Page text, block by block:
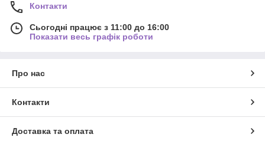
Контакти
Сьогодні працює з 11:00 до 16:00
Показати весь графік роботи
Про нас
Контакти
Доставка та оплата